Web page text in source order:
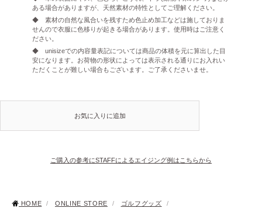
ある場合がありますが、天然素材の特性としてご理解ください。
◆ 素材の自然な風合いを残すため色止め加工などは施しておりま
せんので衣服に色移りが起きる場合があります。使用時はご注意く
ださい。
◆ unisizeでの内容量表記については商品の体積を元に算出した目
安になります。お荷物の形状によっては表示される通りにお入れい
ただくことが難しい場合もございます。ご了承くださいませ。
お気に入りに追加
ご購入の参考にSTAFFによるエイジング例はこちらから
HOME / ONLINE STORE / ゴルフグッズ
/